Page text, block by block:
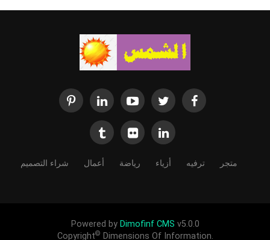
متجر ترفيه أزياء رياضة أعمال شراء التصميم
Powered by Dimofinf CMS v5.0.0
Copyright© Dimensions Of Information.